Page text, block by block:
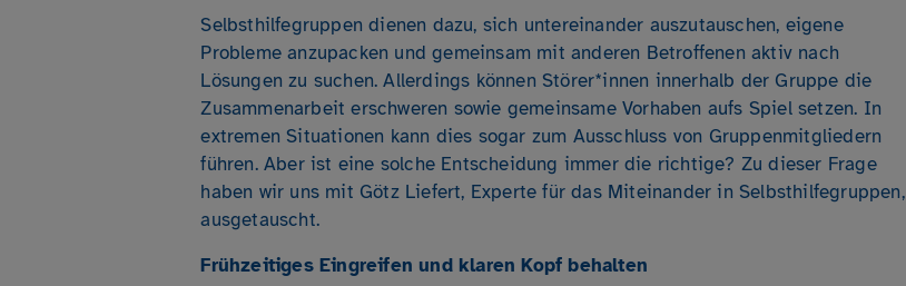
Selbsthilfegruppen dienen dazu, sich untereinander auszutauschen, eigene
Probleme anzupacken und gemeinsam mit anderen Betroffenen aktiv nach
Lösungen zu suchen. Allerdings können Störer*innen innerhalb der Gruppe die
Zusammenarbeit erschweren sowie gemeinsame Vorhaben aufs Spiel setzen. In
extremen Situationen kann dies sogar zum Ausschluss von Gruppenmitgliedern
führen. Aber ist eine solche Entscheidung immer die richtige? Zu dieser Frage
haben wir uns mit Götz Liefert, Experte für das Miteinander in Selbsthilfegruppen,
ausgetauscht.
Frühzeitiges Eingreifen und klaren Kopf behalten